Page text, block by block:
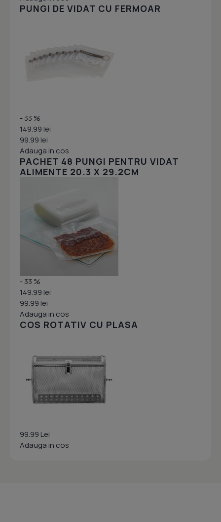
PUNGI DE VIDAT CU FERMOAR
- 33 %
149.99 lei
99.99 lei
Adauga in cos
PACHET 48 PUNGI PENTRU VIDAT
ALIMENTE 20.3 X 29.2CM
- 33 %
149.99 lei
99.99 lei
Adauga in cos
COS ROTATIV CU PLASA
99.99 Lei
Adauga in cos